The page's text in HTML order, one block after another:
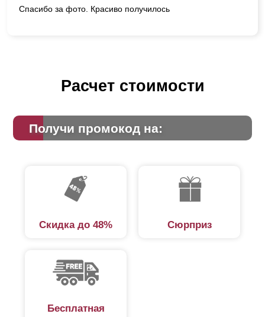
Спасибо за фото. Красиво получилось
Расчет стоимости
Получи промокод на:
Скидка до 48% Сюрприз
Бесплатная